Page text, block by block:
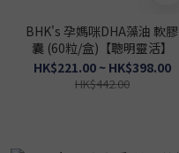
BHK's 孕媽咪DHA藻油 軟膠
囊 (60粒/盒)【聰明靈活】
HK$221.00 ~ HK$398.00
HK$442.00